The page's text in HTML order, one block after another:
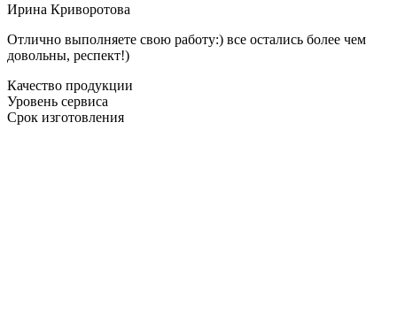
Ирина Криворотова
Отлично выполняете свою работу:) все остались более чем
довольны, респект!)
Качество продукции
Уровень сервиса
Срок изготовления